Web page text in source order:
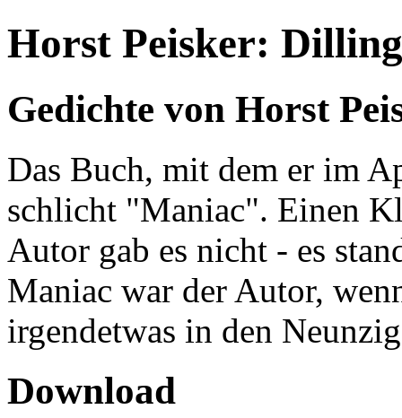
Horst Peisker:
Gedichte von Horst
Das Buch, mit dem er im
schlicht "Maniac". Einen
Autor gab es nicht - es
Maniac war der Autor,
irgendetwas in den
Download